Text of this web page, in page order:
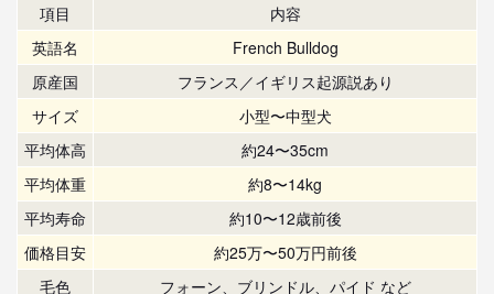
項目
内容
英語名
French Bulldog
原産国
フランス／イギリス起源説あり
サイズ
小型〜中型犬
平均体高
約24〜35cm
平均体重
約8〜14kg
平均寿命
約10〜12歳前後
価格目安
約25万〜50万円前後
毛色
フォーン、ブリンドル、パイド など